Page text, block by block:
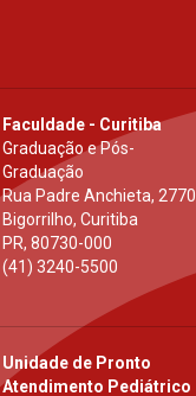
Faculdade - Curitiba
Graduação e Pós-
Graduação
Rua Padre Anchieta, 2770
Bigorrilho, Curitiba
PR, 80730-000
(41) 3240-5500
Unidade de Pronto
Atendimento Pediátrico